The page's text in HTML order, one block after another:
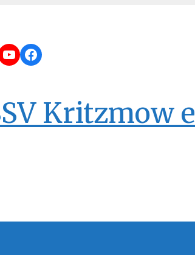
YouTube
Facebook
Kritzmow